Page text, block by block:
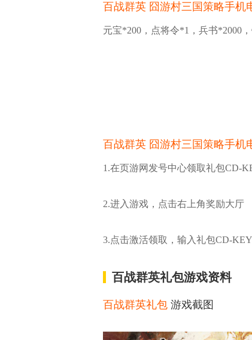
百战群英 囧游村三国策略手机
元宝*200，点将令*1，兵书*2000
百战群英 囧游村三国策略手机
1.在页游网发号中心领取礼包CD-
2.进入游戏，点击右上角奖励大厅
3.点击激活领取，输入礼包CD-
百战群英礼包游戏资料
百战群英礼包 游戏截图